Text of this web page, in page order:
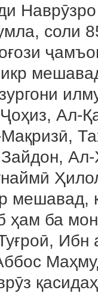
соли
Ал-
мешавад,
ҳам ба